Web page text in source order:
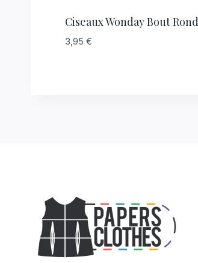
Ciseaux Wonday Bout
3,95 €